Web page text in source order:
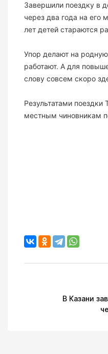
Завершили поездку в
через два года на его
лет детей стараются
Упор делают на
работают. А для
слову совсем скоро
Результатами
местным чиновникам
В Казани